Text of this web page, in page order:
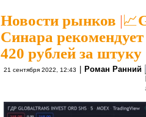
Новости рынков |
Синара
420 рублей за штуку
21 сентября 2022, 12:43 Роман Ранний